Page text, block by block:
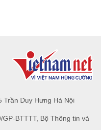
Trần Duy Hưng Hà Nội
BTTTT, Bộ Thông tin và